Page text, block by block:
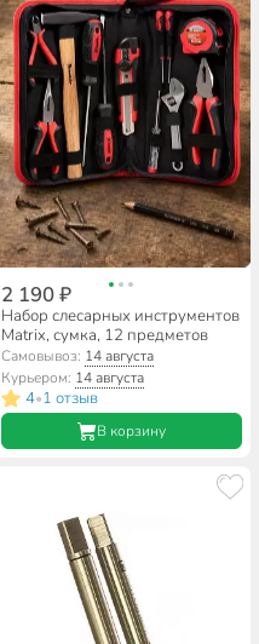
2 190 ₽
Набор слесарных инструментов
Matrix, сумка, 12 предметов
Самовывоз: 14 августа
Курьером: 14 августа
4•1 отзыв
В корзину